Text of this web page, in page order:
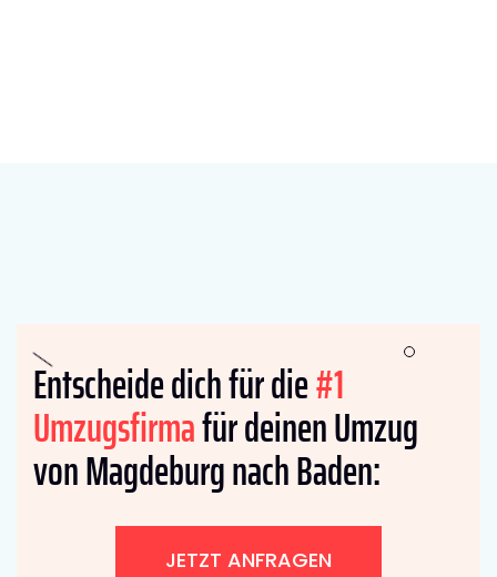
Entscheide dich für die#1
Umzugsfirmafür deinen Umzug
von Magdeburg nach Baden:
JETZT ANFRAGEN